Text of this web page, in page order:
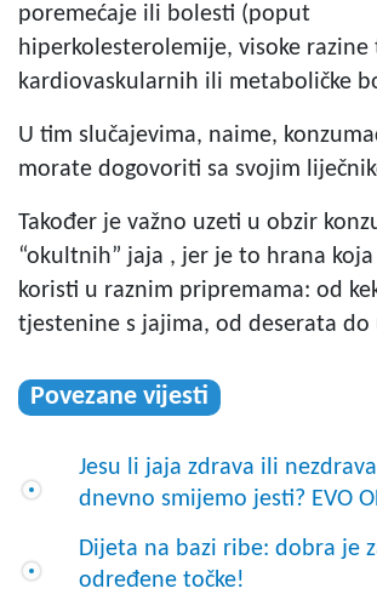
poremećaje ili bolesti (poput
hiperkolesterolemije, visoke
kardiovaskularnih ili metaboličke
U tim slučajevima, naime,
morate dogovoriti sa svojim
Također je važno uzeti u obzir
“okultnih” jaja , jer je to hrana koja
koristi u raznim pripremama: od
tjestenine s jajima, od deserata do
Povezane vijesti
Jesu li jaja zdrava ili
dnevno smijemo jesti? EVO
Dijeta na bazi ribe: dobra je
određene točke!